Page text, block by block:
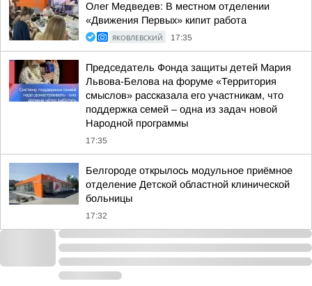
Олег Медведев: В местном отделении
«Движения Первых» кипит работа
ЯКОВЛЕВСКИЙ 17:35
Председатель Фонда защиты детей Мария
Львова-Белова на форуме «Территория
смыслов» рассказала его участникам, что
поддержка семей – одна из задач новой
Народной программы
17:35
Белгороде открылось модульное приёмное
отделение Детской областной клинической
больницы
17:32